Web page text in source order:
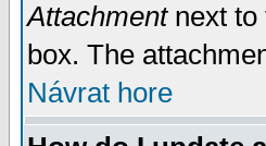
Attachmentnext to
box. The
Návrat hore